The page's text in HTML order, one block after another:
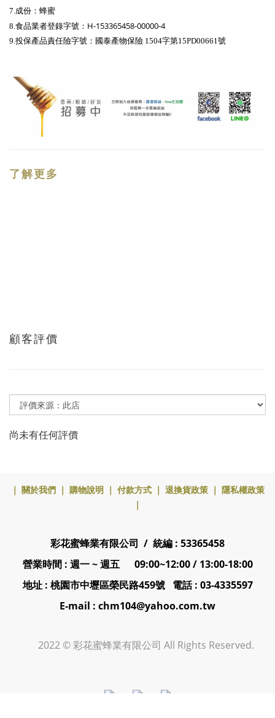
7.成份：蜂蜜
8.食品業者登錄字號： H-153365458-00000-4
9.投保產品責任險字號： 國泰產物保險 1504字第15PD00661號
了解更多
顧客評價
尚未有任何評價
｜ 關於我們 ｜ 購物說明 ｜ 付款方式 ｜ 退換貨政策 ｜ 隱私權政策
｜
彩花蜜蜂業有限公司 / 統編 : 53365458
營業時間 : 週一 ~ 週五 09:00~12:00 / 13:00-18:00
地址 : 桃園市中壢區榮民路459號 電話 : 03-4335597
E-mail : chm104@yahoo.com.tw
2022 © 彩花蜜蜂業有限公司 All Rights Reserved.